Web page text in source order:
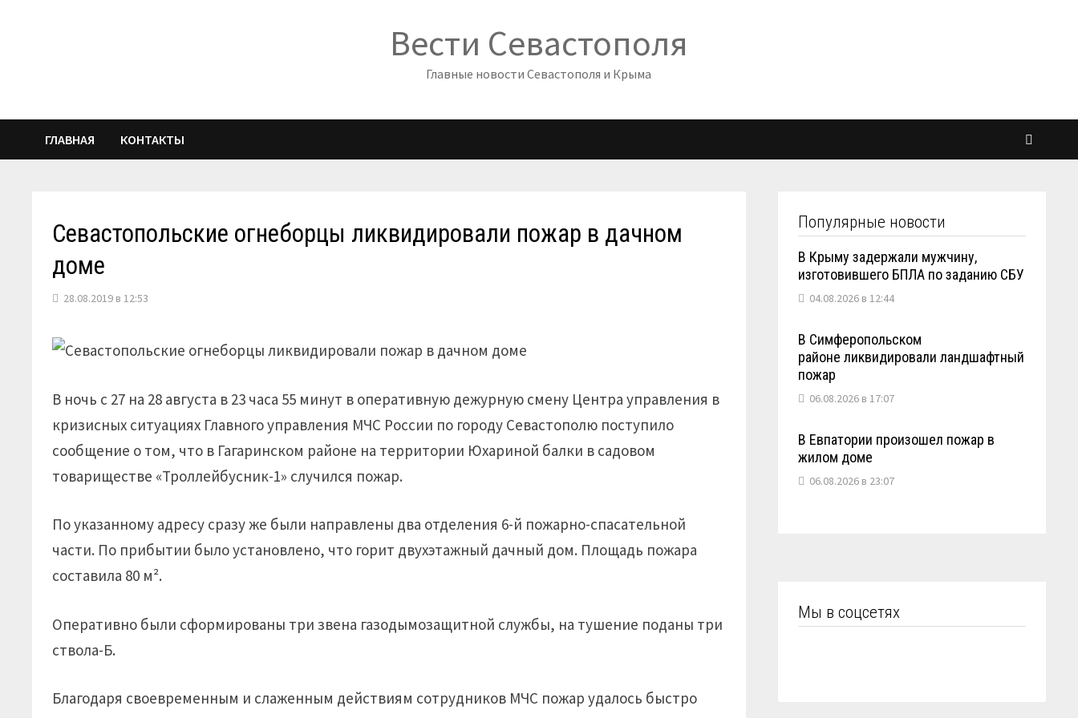
Вести Севастополя
Главные новости Севастополя и Крыма
ГЛАВНАЯ КОНТАКТЫ
Севастопольские огнеборцы ликвидировали пожар в дачном
доме
28.08.2019 в 12:53
В ночь с 27 на 28 августа в 23 часа 55 минут в оперативную дежурную смену Центра управления в
кризисных ситуациях Главного управления МЧС России по городу Севастополю поступило
сообщение о том, что в Гагаринском районе на территории Юхариной балки в садовом
товариществе «Троллейбусник-1» случился пожар.
По указанному адресу сразу же были направлены два отделения 6-й пожарно-спасательной
части. По прибытии было установлено, что горит двухэтажный дачный дом. Площадь пожара
составила 80 м².
Оперативно были сформированы три звена газодымозащитной службы, на тушение поданы три
ствола-Б.
Благодаря своевременным и слаженным действиям сотрудников МЧС пожар удалось быстро
Популярные новости
В Крыму задержали мужчину,
изготовившего БПЛА по заданию СБУ
04.08.2026 в 12:44
В Симферопольском
районе ликвидировали ландшафтный
пожар
06.08.2026 в 17:07
В Евпатории произошел пожар в
жилом доме
06.08.2026 в 23:07
Мы в соцсетях